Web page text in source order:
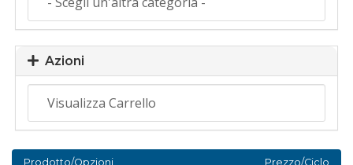
Azioni
Prodotto/Opzioni Prezzo/Ciclo